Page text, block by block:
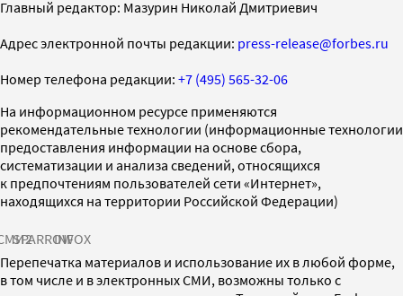
Главный редактор: Мазурин Николай Дмитриевич
Адрес электронной почты редакции: press-release@forbes.ru
Номер телефона редакции: +7 (495) 565-32-06
На информационном ресурсе применяются
рекомендательные технологии (информационные технологии
предоставления информации на основе сбора,
систематизации и анализа сведений, относящихся
к предпочтениям пользователей сети «Интернет»,
находящихся на территории Российской Федерации)
SPARROWINFOX
Перепечатка материалов и использование их в любой форме,
в том числе и в электронных СМИ, возможны только с